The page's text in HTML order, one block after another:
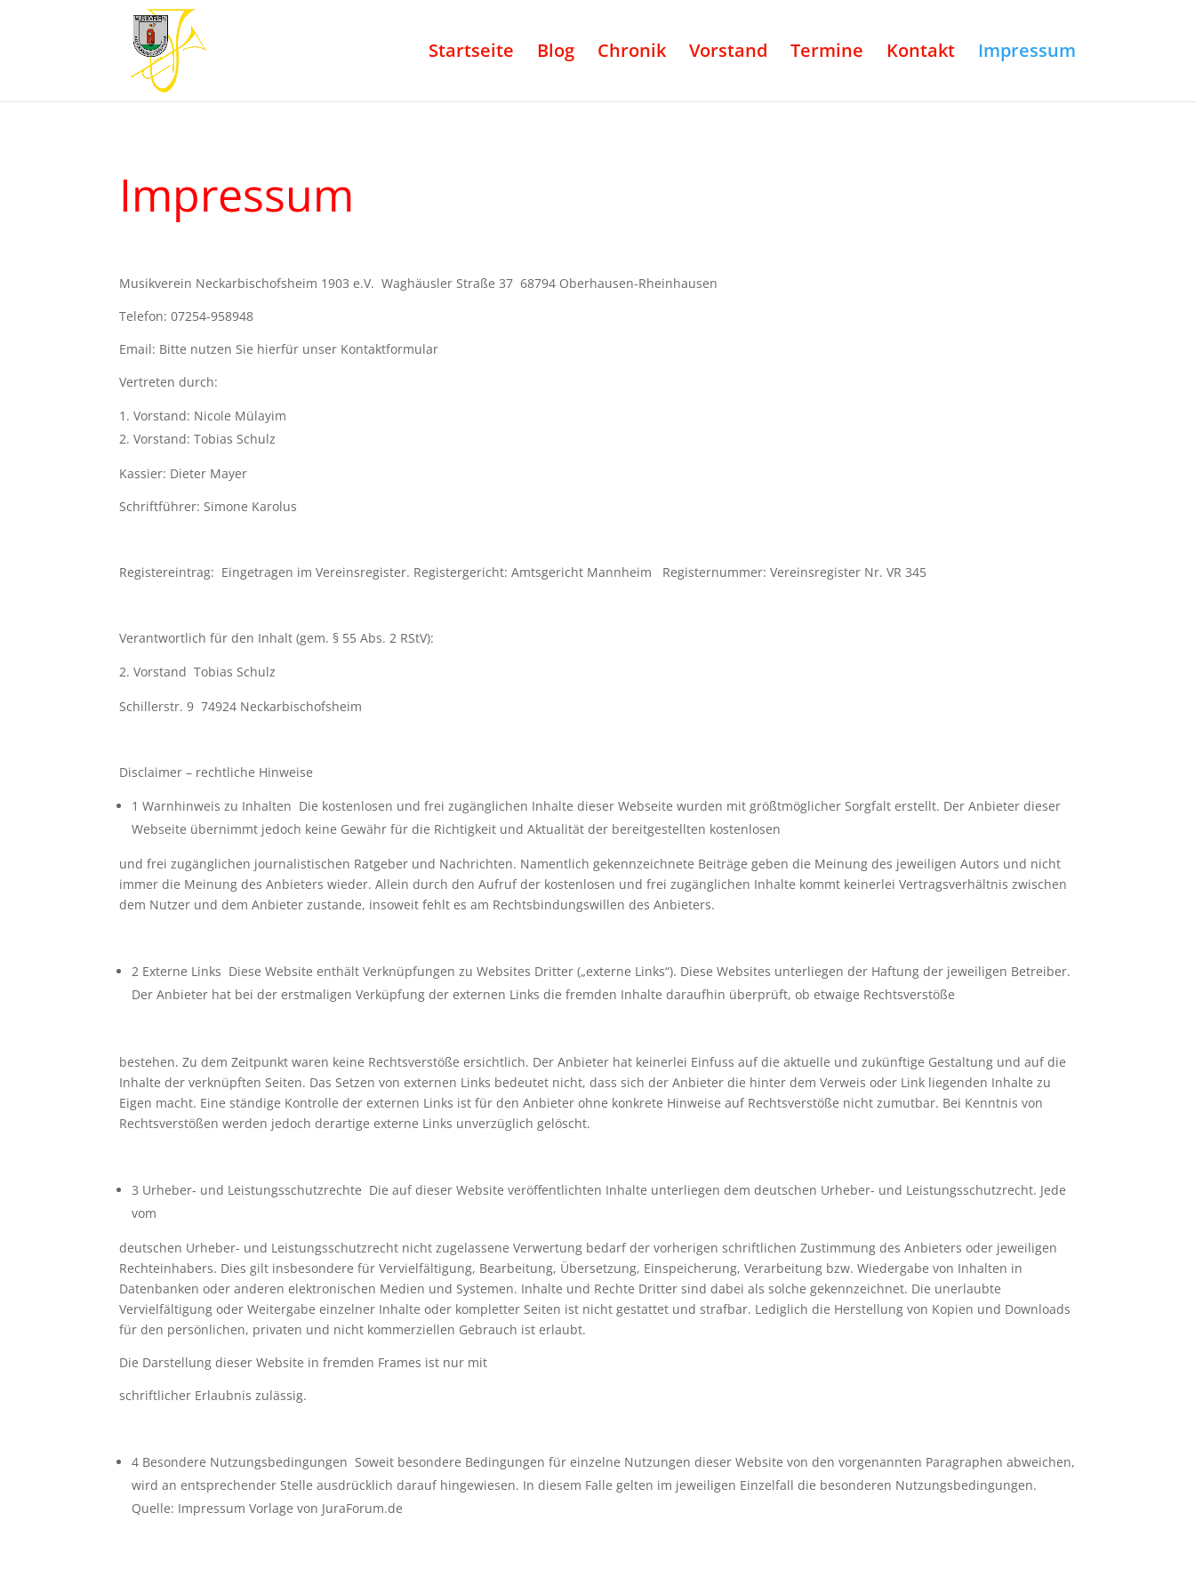
Startseite Blog Chronik Vorstand Termine Kontakt Impressum
Impressum
Musikverein Neckarbischofsheim 1903 e.V. Waghäusler Straße 37 68794 Oberhausen-Rheinhausen
Telefon: 07254-958948
Email: Bitte nutzen Sie hierfür unser Kontaktformular
Vertreten durch:
Vorstand: Nicole Mülayim
Vorstand: Tobias Schulz
Kassier: Dieter Mayer
Schriftführer: Simone Karolus
Registereintrag: Eingetragen im Vereinsregister. Registergericht: Amtsgericht Mannheim Registernummer: Vereinsregister Nr. VR 345
Verantwortlich für den Inhalt (gem. § 55 Abs. 2 RStV):
Vorstand Tobias Schulz
Schillerstr. 9 74924 Neckarbischofsheim
Disclaimer – rechtliche Hinweise
1 Warnhinweis zu Inhalten Die kostenlosen und frei zugänglichen Inhalte dieser Webseite wurden mit größtmöglicher Sorgfalt erstellt. Der Anbieter dieser
Webseite übernimmt jedoch keine Gewähr für die Richtigkeit und Aktualität der bereitgestellten kostenlosen
und frei zugänglichen journalistischen Ratgeber und Nachrichten. Namentlich gekennzeichnete Beiträge geben die Meinung des jeweiligen Autors und nicht
immer die Meinung des Anbieters wieder. Allein durch den Aufruf der kostenlosen und frei zugänglichen Inhalte kommt keinerlei Vertragsverhältnis zwischen
dem Nutzer und dem Anbieter zustande, insoweit fehlt es am Rechtsbindungswillen des Anbieters.
2 Externe Links Diese Website enthält Verknüpfungen zu Websites Dritter („externe Links“). Diese Websites unterliegen der Haftung der jeweiligen Betreiber.
Der Anbieter hat bei der erstmaligen Verküpfung der externen Links die fremden Inhalte daraufhin überprüft, ob etwaige Rechtsverstöße
bestehen. Zu dem Zeitpunkt waren keine Rechtsverstöße ersichtlich. Der Anbieter hat keinerlei Einfuss auf die aktuelle und zukünftige Gestaltung und auf die
Inhalte der verknüpften Seiten. Das Setzen von externen Links bedeutet nicht, dass sich der Anbieter die hinter dem Verweis oder Link liegenden Inhalte zu
Eigen macht. Eine ständige Kontrolle der externen Links ist für den Anbieter ohne konkrete Hinweise auf Rechtsverstöße nicht zumutbar. Bei Kenntnis von
Rechtsverstößen werden jedoch derartige externe Links unverzüglich gelöscht.
3 Urheber- und Leistungsschutzrechte Die auf dieser Website veröffentlichten Inhalte unterliegen dem deutschen Urheber- und Leistungsschutzrecht. Jede
vom
deutschen Urheber- und Leistungsschutzrecht nicht zugelassene Verwertung bedarf der vorherigen schriftlichen Zustimmung des Anbieters oder jeweiligen
Rechteinhabers. Dies gilt insbesondere für Vervielfältigung, Bearbeitung, Übersetzung, Einspeicherung, Verarbeitung bzw. Wiedergabe von Inhalten in
Datenbanken oder anderen elektronischen Medien und Systemen. Inhalte und Rechte Dritter sind dabei als solche gekennzeichnet. Die unerlaubte
Vervielfältigung oder Weitergabe einzelner Inhalte oder kompletter Seiten ist nicht gestattet und strafbar. Lediglich die Herstellung von Kopien und Downloads
für den persönlichen, privaten und nicht kommerziellen Gebrauch ist erlaubt.
Die Darstellung dieser Website in fremden Frames ist nur mit
schriftlicher Erlaubnis zulässig.
4 Besondere Nutzungsbedingungen Soweit besondere Bedingungen für einzelne Nutzungen dieser Website von den vorgenannten Paragraphen abweichen,
wird an entsprechender Stelle ausdrücklich darauf hingewiesen. In diesem Falle gelten im jeweiligen Einzelfall die besonderen Nutzungsbedingungen.
Quelle: Impressum Vorlage von JuraForum.de